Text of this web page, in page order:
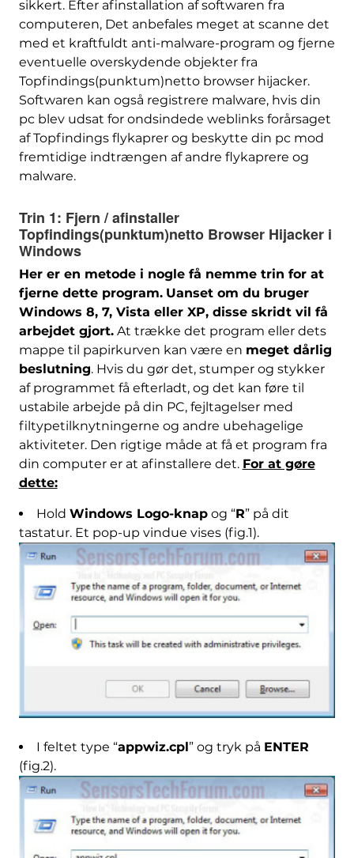
sikkert. Efter afinstallation af softwaren fra
computeren, Det anbefales meget at scanne det
med et kraftfuldt anti-malware-program og fjerne
eventuelle overskydende objekter fra
Topfindings(punktum)netto browser hijacker.
Softwaren kan også registrere malware, hvis din
pc blev udsat for ondsindede weblinks forårsaget
af Topfindings flykaprer og beskytte din pc mod
fremtidige indtrængen af ​​andre flykaprere og
malware.
Trin 1: Fjern / afinstaller
Topfindings(punktum)netto Browser Hijacker i
Windows
Her er en metode i nogle få nemme trin for at
fjerne dette program. Uanset om du bruger
Windows 8, 7, Vista eller XP, disse skridt vil få
arbejdet gjort.At trække det program eller dets
mappe til papirkurven kan være en meget dårlig
beslutning. Hvis du gør det, stumper og stykker
af programmet få efterladt, og det kan føre til
ustabile arbejde på din PC, fejltagelser med
filtypetilknytningerne og andre ubehagelige
aktiviteter. Den rigtige måde at få et program fra
din computer er at afinstallere det. For at gøre
dette:
Hold Windows Logo-knapog “R” på dit
tastatur. Et pop-up vindue vises (fig.1).
I feltet type “appwiz.cpl” og tryk på ENTER
(fig.2).